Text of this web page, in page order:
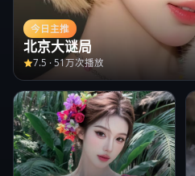
今日主推
北京大谜局
7.5 · 51万次播放